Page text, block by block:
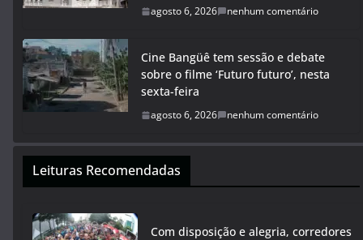
agosto 6, 2026 nenhum comentário
Cine Bangüê tem sessão e debate
sobre o filme ‘Futuro futuro’, nesta
sexta-feira
agosto 6, 2026 nenhum comentário
Leituras Recomendadas
Com disposição e alegria, corredores